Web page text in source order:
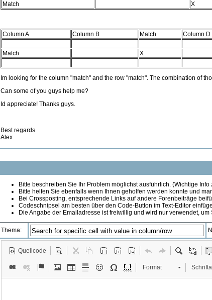
Match X
Column A Column B Match Column D
Match X
Im looking for the column "match" and the row "match". The combination of
Can some of you guys help me?
Id appreciate! Thanks guys.
Best regards
Alex
Bitte beschreiben Sie Ihr Problem möglichst ausführlich. (Wichtige
Bitte helfen Sie ebenfalls wenn Ihnen geholfen werden konnte und
Bei Crossposting, entsprechende Links auf andere Forenbeiträge
Codeschnipsel am besten über den Code-Button im Text-Editor
Die Angabe der Emailadresse ist freiwillig und wird nur verwendet,
Thema:
Quellcode
Format